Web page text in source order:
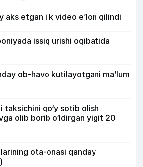
aks etgan ilk video e’lon qilindi
issiq urishi oqibatida
ob-havo kutilayotgani ma’lum
taksichini qo‘y sotib olish
olib borib o‘ldirgan yigit 20
ota-onasi qanday